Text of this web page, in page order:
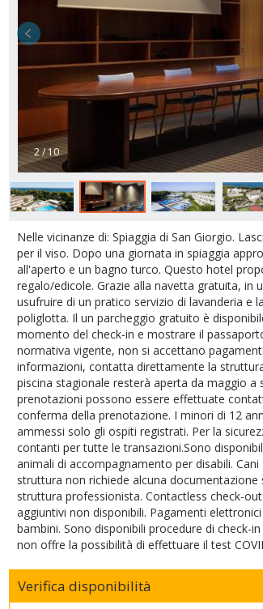
2 / 10
Nelle vicinanze di: Spiaggia di San Giorgio.
per il viso. Dopo una giornata in spiaggia
all'aperto e un bagno turco. Questo hotel
regalo/edicole. Grazie alla navetta gratuita, in
usufruire di un pratico servizio di lavanderia e
poliglotta. Il un parcheggio gratuito è
momento del check-in e mostrare il
normativa vigente, non si accettano
informazioni, contatta direttamente la
piscina stagionale resterà aperta da maggio
prenotazioni possono essere effettuate
conferma della prenotazione. I minori di 12
ammessi solo gli ospiti registrati. Per la
contanti per tutte le transazioni.Sono
animali di accompagnamento per disabili.
struttura non richiede alcuna
struttura professionista. Contactless check-
aggiuntivi non disponibili. Pagamenti
bambini. Sono disponibili procedure di check-
non offre la possibilità di effettuare il test
Verifica disponibilità